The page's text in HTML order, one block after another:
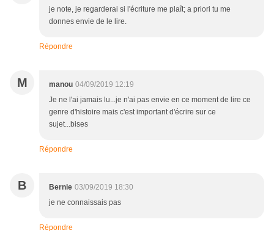
je note, je regarderai si l'écriture me plaît; a priori tu me
donnes envie de le lire.
Répondre
M manou 04/09/2019 12:19
Je ne l'ai jamais lu...je n'ai pas envie en ce moment de lire ce
genre d'histoire mais c'est important d'écrire sur ce
sujet...bises
Répondre
B Bernie 03/09/2019 18:30
je ne connaissais pas
Répondre